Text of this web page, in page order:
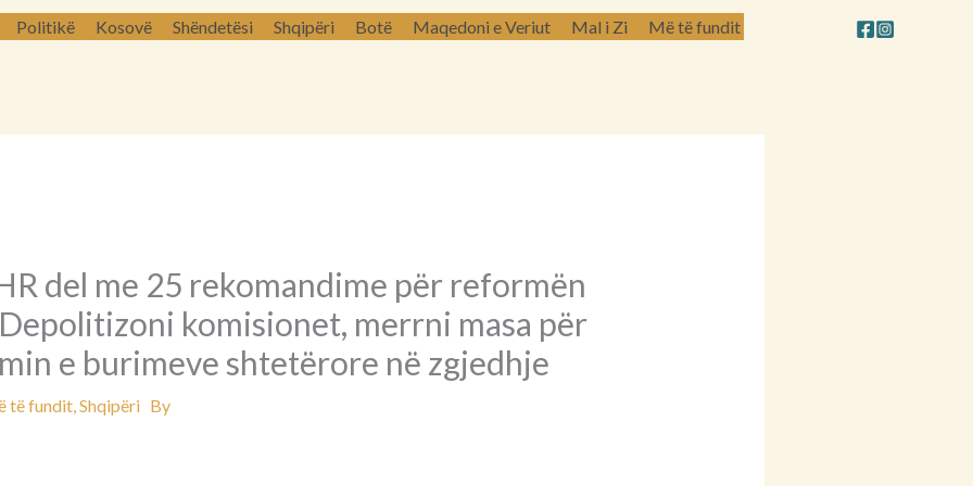
Politikë Kosovë Shëndetësi Shqipëri Botë Maqedoni e Veriut Mal i Zi Më të fundit
del me 25 rekomandime për reformën
komisionet, merrni masa për
e burimeve shtetërore në zgjedhje
të fundit,ShqipëriBy